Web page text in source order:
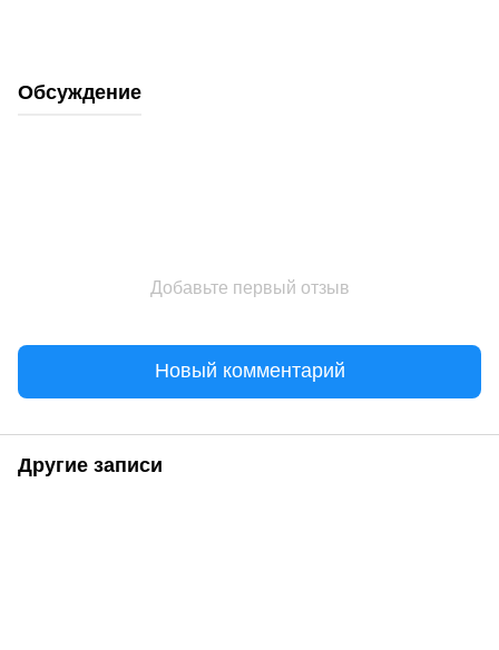
Обсуждение
Добавьте первый отзыв
Новый комментарий
Другие записи